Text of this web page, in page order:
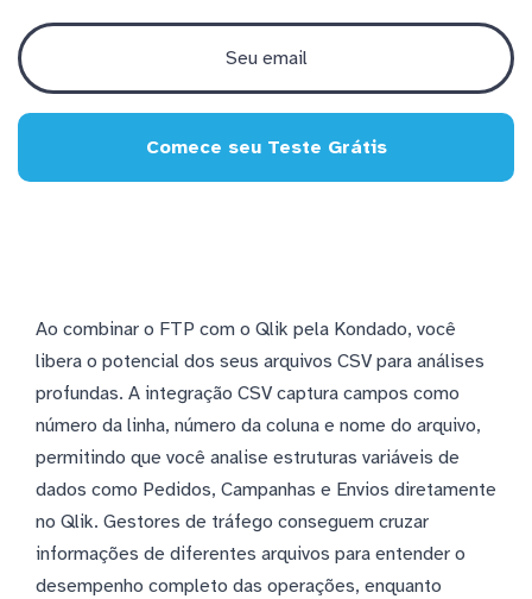
Comece seu Teste Grátis
Ao combinar o FTP com o Qlik pela Kondado, você
libera o potencial dos seus arquivos CSV para análises
profundas. A integração CSV captura campos como
número da linha, número da coluna e nome do arquivo,
permitindo que você analise estruturas variáveis de
dados como Pedidos, Campanhas e Envios diretamente
no Qlik. Gestores de tráfego conseguem cruzar
informações de diferentes arquivos para entender o
desempenho completo das operações, enquanto